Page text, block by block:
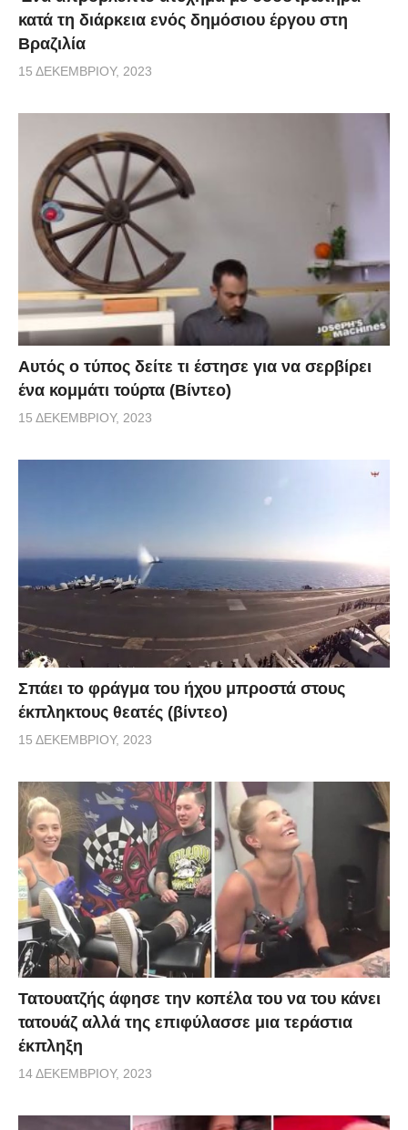
κατά τη διάρκεια ενός δημόσιου έργου στη
Βραζιλία
15 ΔΕΚΕΜΒΡΊΟΥ, 2023
Αυτός ο τύπος δείτε τι έστησε για να σερβίρει
ένα κομμάτι τούρτα (Βίντεο)
15 ΔΕΚΕΜΒΡΊΟΥ, 2023
Σπάει το φράγμα του ήχου μπροστά στους
έκπληκτους θεατές (βίντεο)
15 ΔΕΚΕΜΒΡΊΟΥ, 2023
Τατουατζής άφησε την κοπέλα του να του κάνει
τατουάζ αλλά της επιφύλασσε μια τεράστια
έκπληξη
14 ΔΕΚΕΜΒΡΊΟΥ, 2023